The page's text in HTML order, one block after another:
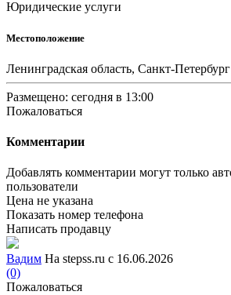
Юридические услуги
Местоположение
Ленинградская область, Санкт-Петербург
Размещено: сегодня в 13:00
Пожаловаться
Комментарии
Добавлять комментарии могут только
пользователи
Цена не указана
Показать номер телефона
Написать продавцу
Вадим На stepss.ru с 16.06.2026
(0)
Пожаловаться